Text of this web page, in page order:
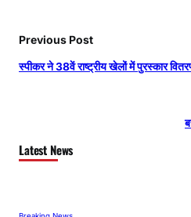
Previous Post
स्पीकर ने 38वें राष्ट्रीय खेलों में पुरस्कार
Latest News